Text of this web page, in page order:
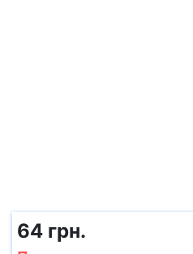
64 грн.